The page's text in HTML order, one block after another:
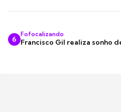
6
Fofocalizando
Francisco Gil realiza sonho